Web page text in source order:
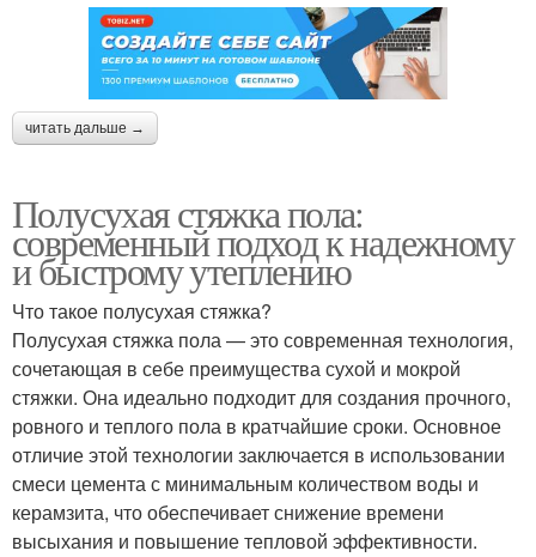
читать дальше →
Полусухая стяжка пола:
современный подход к надежному
и быстрому утеплению
Что такое полусухая стяжка?
Полусухая стяжка пола — это современная технология,
сочетающая в себе преимущества сухой и мокрой
стяжки. Она идеально подходит для создания прочного,
ровного и теплого пола в кратчайшие сроки. Основное
отличие этой технологии заключается в использовании
смеси цемента с минимальным количеством воды и
керамзита, что обеспечивает снижение времени
высыхания и повышение тепловой эффективности.